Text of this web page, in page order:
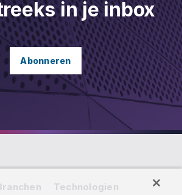
in je inbox
Abonneren
Technologien